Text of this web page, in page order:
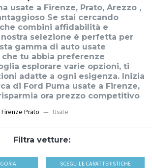
usate a Firenze, Prato, Arezzo ,
Se stai cercando
combini affidabilità e
selezione è perfetta per
gamma di auto usate
tu abbia preferenze
esplorare varie opzioni, ti
adatte a ogni esigenza. Inizia
di Ford Puma usate a Firenze,
ora prezzo competitivo
Prato Usate
Filtra vetture:
SCEGLI LE CARATTERISTICHE